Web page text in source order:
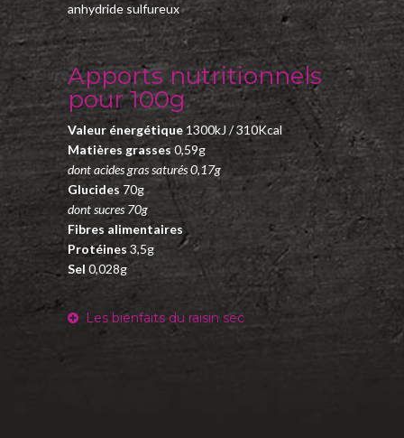
anhydride sulfureux
Apports nutritionnels
pour 100g
Valeur énergétique1300kJ / 310Kcal
Matières grasses0,59g
dont acides gras saturés 0,17g
Glucides 70g
dont sucres 70g
Fibres alimentaires
Protéines 3,5g
Sel 0,028g
Les bienfaits du raisin sec